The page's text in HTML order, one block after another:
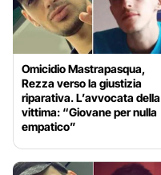
Omicidio Mastrapasqua,
Rezza verso la giustizia
riparativa. L’avvocata della
vittima: “Giovane per nulla
empatico”